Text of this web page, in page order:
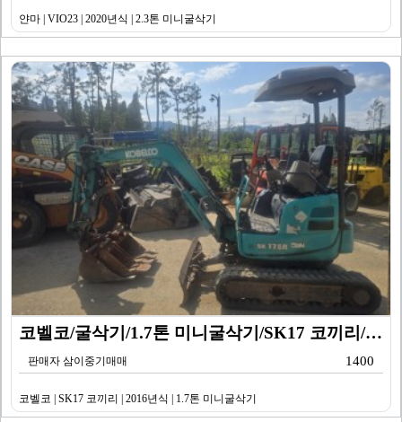
얀마 | VIO23 | 2020년식 | 2.3톤 미니굴삭기
코벨코/굴삭기/1.7톤 미니굴삭기/SK17 코끼리/20…
판매자 삼이중기매매 1400
코벨코 | SK17 코끼리 | 2016년식 | 1.7톤 미니굴삭기